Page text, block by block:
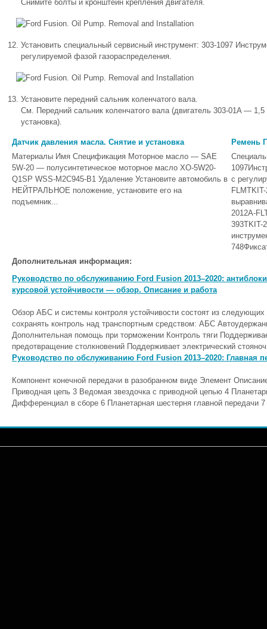
Снимите болты и кронштейн крепления двигателя.
Установить специальный сервисный инструмент: 303-1097
регулируемой фазой газораспределения.
Установите передний сальник коленчатого вала.
См. Передний сальник коленчатого вала (двигатель 303-01A —
установка).
Датчик давления масла. Снятие и установка
Материалы Имя Спецификация Моторное масло — SAE
5W-20 — полусинтетическое моторное масло XO-5W20-
Q1SP WSS-M2C945-B1 Удаление Установите автомобиль в
НЕЙТРАЛЬНОЕ положение, установите его на
подъемник...
Ремень
с
2012A-
393TKIT-
Дополнительная информация:
Руководство по обслуживанию Ford Fusion 2013–2020:
курсовой устойчивости — обзор. Описание и работа
Обзор АБС и системы контроля устойчивости состоят из
сохранять контроль над транспортным средством: АБС
Дополнительная помощь при торможении Контроль тяги
предотвращение столкновений Поддерживает электрический
Руководство по обслуживанию Ford Fusion 2013–2020: Главная
Компонент конечной передачи в разобранном виде Элемент
Приводная цепь 3 Ведомая звездочка с приводной цепью 4
Дифференциал в сборе 6 Планетарная шестерня главной передачи